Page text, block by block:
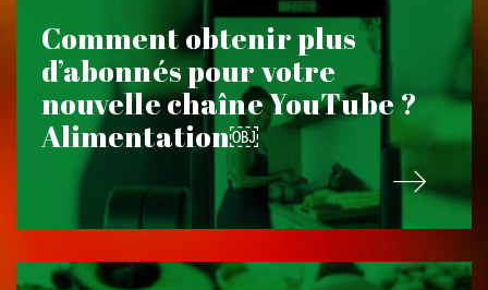
Comment obtenir plus
d’abonnés pour votre
nouvelle chaîne YouTube ?
Alimentation￼